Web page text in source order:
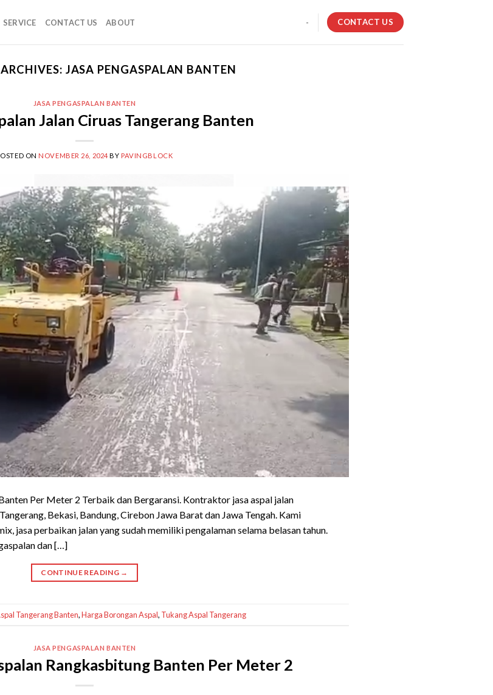
SERVICE CONTACT US ABOUT - CONTACT US
JASA PENGASPALAN BANTEN
JASA PENGASPALAN BANTEN
Jalan Ciruas Tangerang Banten
ON NOVEMBER 26, 2024 BY PAVINGBLOCK
Per Meter 2 Terbaik dan Bergaransi. Kontraktor jasa aspal jalan
Bekasi, Bandung, Cirebon Jawa Barat dan Jawa Tengah. Kami
jasa perbaikan jalan yang sudah memiliki pengalaman selama belasan tahun.
dan […]
CONTINUE READING →
Tangerang Banten,Harga Borongan Aspal, Tukang Aspal Tangerang
JASA PENGASPALAN BANTEN
Rangkasbitung Banten Per Meter 2